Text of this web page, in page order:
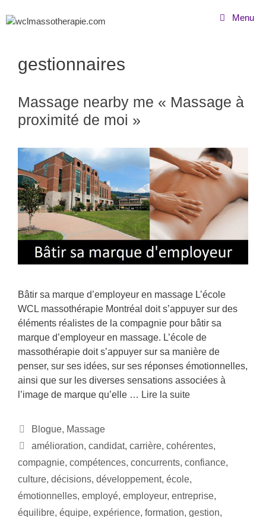
Menu
gestionnaires
Massage nearby me « Massage à
proximité de moi »
Bâtir sa marque d’employeur en massage L’école
WCL massothérapie Montréal doit s’appuyer sur des
éléments réalistes de la compagnie pour bâtir sa
marque d’employeur en massage. L’école de
massothérapie doit s’appuyer sur sa manière de
penser, sur ses idées, sur ses réponses émotionnelles,
ainsi que sur les diverses sensations associées à
l’image de marque qu’elle … Lire la suite
Blogue, Massage
amélioration, candidat, carrière, cohérentes,
compagnie, compétences, concurrents, confiance,
culture, décisions, développement, école,
émotionnelles, employé, employeur, entreprise,
équilibre, équipe, expérience, formation, gestion,